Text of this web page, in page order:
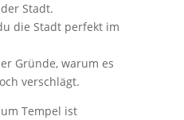
Stadt.
die Stadt perfekt im
Gründe, warum es
verschlägt.
Tempel ist